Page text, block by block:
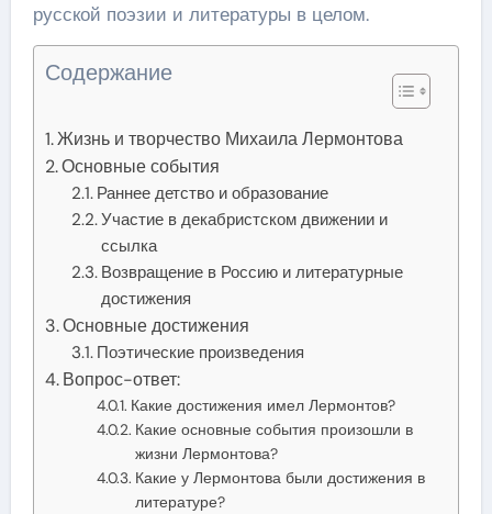
русской поэзии и литературы в целом.
Содержание
Жизнь и творчество Михаила Лермонтова
Основные события
Раннее детство и образование
Участие в декабристском движении и
ссылка
Возвращение в Россию и литературные
достижения
Основные достижения
Поэтические произведения
Вопрос-ответ:
Какие достижения имел Лермонтов?
Какие основные события произошли в
жизни Лермонтова?
Какие у Лермонтова были достижения в
литературе?